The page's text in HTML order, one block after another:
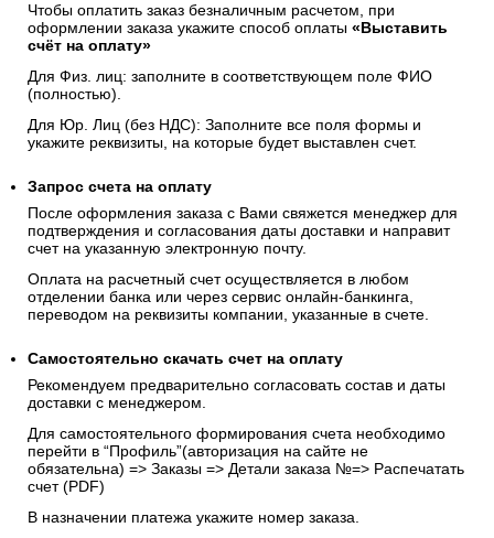
Чтобы оплатить заказ безналичным расчетом, при
оформлении заказа укажите способ оплаты «Выставить
счёт на оплату»
Для Физ. лиц: заполните в соответствующем поле ФИО
(полностью).
Для Юр. Лиц (без НДС): Заполните все поля формы и
укажите реквизиты, на которые будет выставлен счет.
Запрос счета на оплату
После оформления заказа с Вами свяжется менеджер для
подтверждения и согласования даты доставки и направит
счет на указанную электронную почту.
Оплата на расчетный счет осуществляется в любом
отделении банка или через сервис онлайн-банкинга,
переводом на реквизиты компании, указанные в счете.
Самостоятельно скачать счет на оплату
Рекомендуем предварительно согласовать состав и даты
доставки с менеджером.
Для самостоятельного формирования счета необходимо
перейти в “Профиль”(авторизация на сайте не
обязательна) => Заказы => Детали заказа №=> Распечатать
счет (PDF)
В назначении платежа укажите номер заказа.